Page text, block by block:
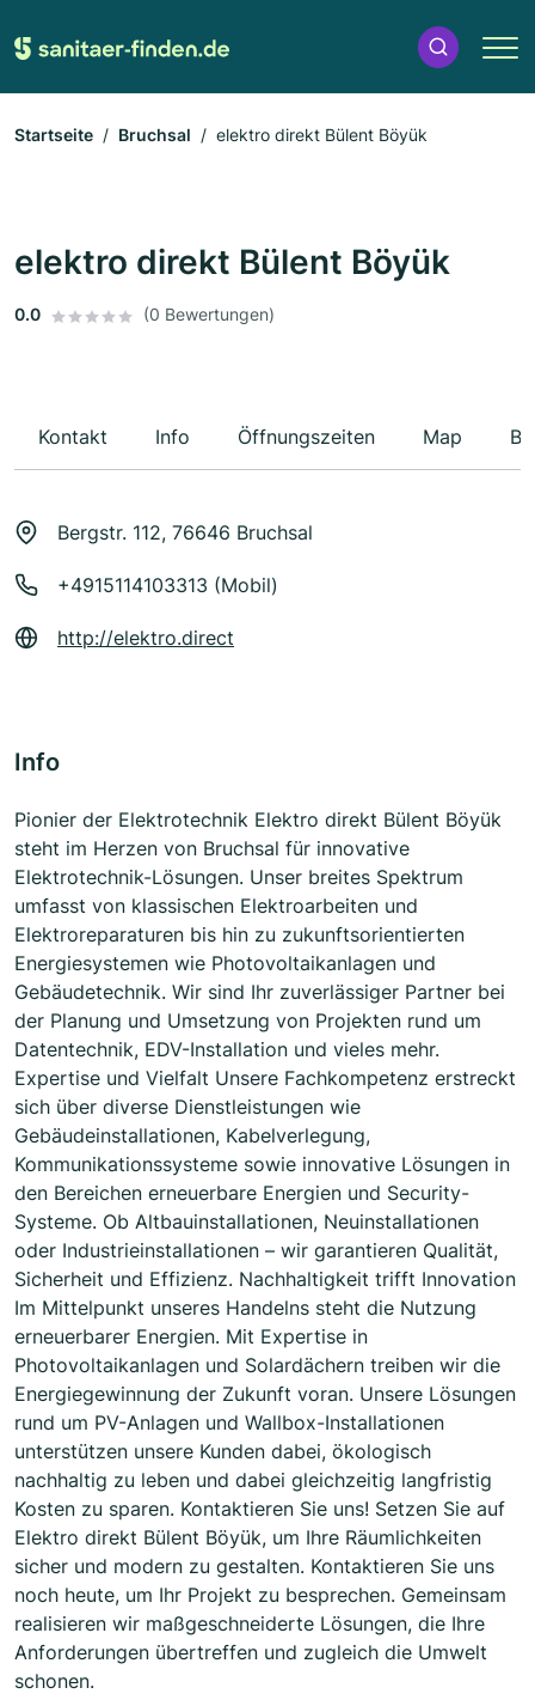
Startseite Bruchsal elektro direkt Bülent Böyük
elektro direkt Bülent Böyük
0.0 (0 Bewertungen)
Kontakt Info Öffnungszeiten Map
Bergstr. 112, 76646 Bruchsal
+4915114103313 (Mobil)
http://elektro.direct
Info
Pionier der Elektrotechnik Elektro direkt Bülent Böyük
steht im Herzen von Bruchsal für innovative
Elektrotechnik-Lösungen. Unser breites Spektrum
umfasst von klassischen Elektroarbeiten und
Elektroreparaturen bis hin zu zukunftsorientierten
Energiesystemen wie Photovoltaikanlagen und
Gebäudetechnik. Wir sind Ihr zuverlässiger Partner bei
der Planung und Umsetzung von Projekten rund um
Datentechnik, EDV-Installation und vieles mehr.
Expertise und Vielfalt Unsere Fachkompetenz erstreckt
sich über diverse Dienstleistungen wie
Gebäudeinstallationen, Kabelverlegung,
Kommunikationssysteme sowie innovative Lösungen in
den Bereichen erneuerbare Energien und Security-
Systeme. Ob Altbauinstallationen, Neuinstallationen
oder Industrieinstallationen – wir garantieren Qualität,
Sicherheit und Effizienz. Nachhaltigkeit trifft Innovation
Im Mittelpunkt unseres Handelns steht die Nutzung
erneuerbarer Energien. Mit Expertise in
Photovoltaikanlagen und Solardächern treiben wir die
Energiegewinnung der Zukunft voran. Unsere Lösungen
rund um PV-Anlagen und Wallbox-Installationen
unterstützen unsere Kunden dabei, ökologisch
nachhaltig zu leben und dabei gleichzeitig langfristig
Kosten zu sparen. Kontaktieren Sie uns! Setzen Sie auf
Elektro direkt Bülent Böyük, um Ihre Räumlichkeiten
sicher und modern zu gestalten. Kontaktieren Sie uns
noch heute, um Ihr Projekt zu besprechen. Gemeinsam
realisieren wir maßgeschneiderte Lösungen, die Ihre
Anforderungen übertreffen und zugleich die Umwelt
schonen.